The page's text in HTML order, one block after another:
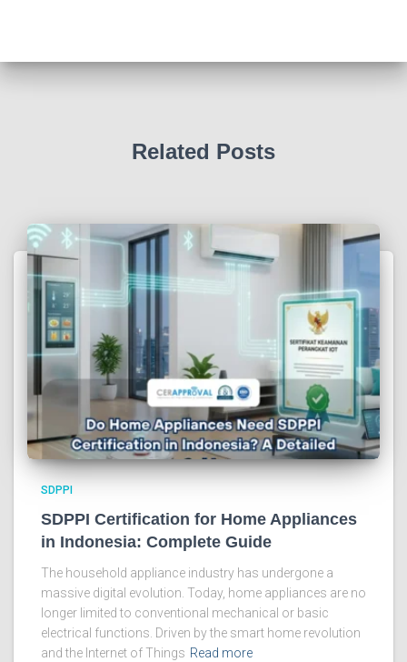
Related Posts
SDPPI
SDPPI Certification for Home Appliances
in Indonesia: Complete Guide
The household appliance industry has undergone a
massive digital evolution. Today, home appliances are no
longer limited to conventional mechanical or basic
electrical functions. Driven by the smart home revolution
and the Internet of Things Read more